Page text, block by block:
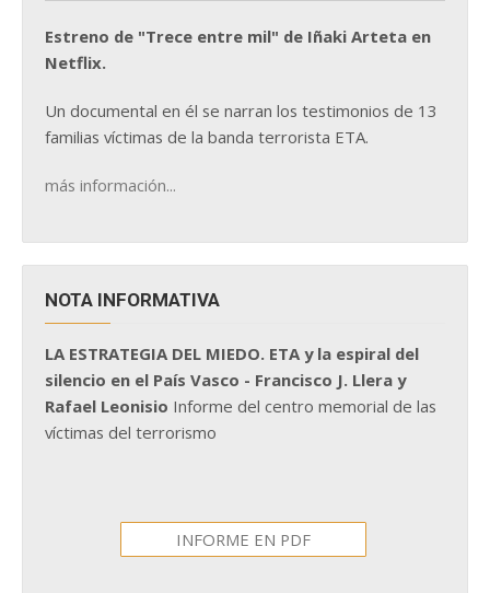
Estreno de "Trece entre mil" de Iñaki Arteta en
Netflix.
Un documental en él se narran los testimonios de 13
familias víctimas de la banda terrorista ETA.
más información...
NOTA INFORMATIVA
LA ESTRATEGIA DEL MIEDO. ETA y la espiral del
silencio en el País Vasco - Francisco J. Llera y
Rafael Leonisio Informe del centro memorial de las
víctimas del terrorismo
INFORME EN PDF